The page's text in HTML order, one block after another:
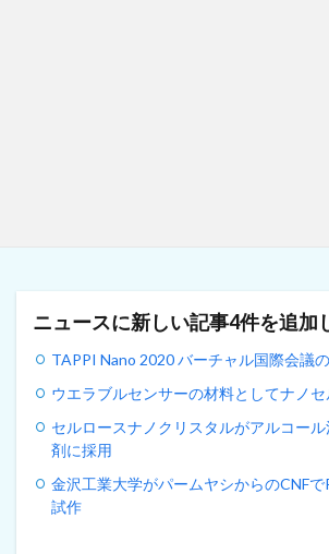
ニュースに新しい記事4件を追加
TAPPI Nano 2020 バーチャル国際会議
ウエラブルセンサーの材料としてナノ
セルロースナノクリスタルがアルコー
剤に採用
金沢工業大学がパームヤシからのCNF
試作